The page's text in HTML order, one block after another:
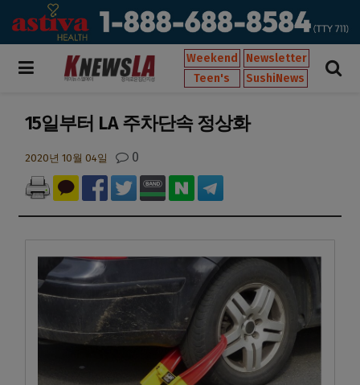
Weekend
Newsletter
Teen's
SushiNews
15일부터 LA 주차단속 정상화
2020년 10월 04일 0